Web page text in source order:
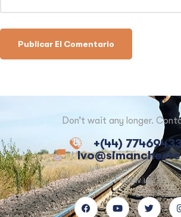
Don’t wait any longer.
+(44)
Follow us